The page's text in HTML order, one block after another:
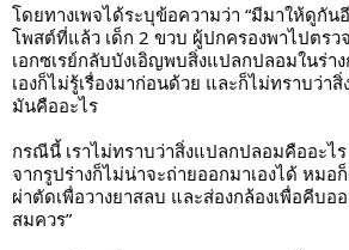
โดยทางเพจได้ระบุข้อความว่า “มีมาให้ดูกั
โพสต์ที่แล้ว เด็ก 2 ขวบ ผู้ปกครองพาไปตรว
เอกซเรย์กลับบังเอิญพบสิ่งแปลกปลอมในร่า
เองก็ไม่รู้เรื่องมาก่อนด้วย และก็ไม่ทราบว่า
มันคืออะไร
กรณีนี้ เราไม่ทราบว่าสิ่งแปลกปลอมคืออะไ
จากรูปร่างก็ไม่น่าจะถ่ายออกมาเองได้ หมอ
ผ่าตัดเพื่อวางยาสลบ และส่องกล้องเพื่อคีบอ
สมควร”